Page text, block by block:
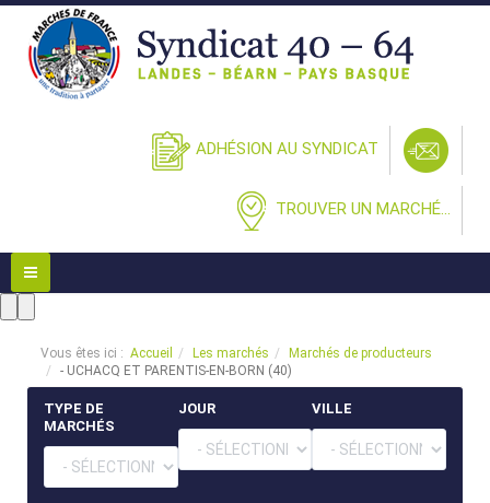
ADHÉSION AU SYNDICAT
TROUVER UN MARCHÉ...
Vous êtes ici : Accueil Les marchés
Marchés de producteurs
- UCHACQ ET PARENTIS-EN-BORN (40)
TYPE DE
MARCHÉS
JOUR VILLE